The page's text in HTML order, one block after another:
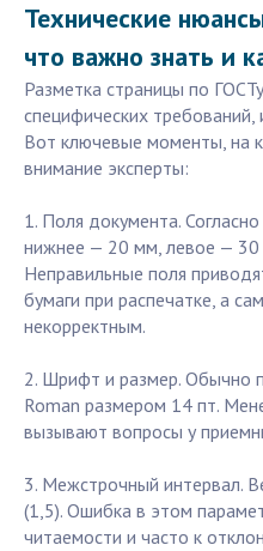
Технические
что важно знать и
Разметка страницы по
специфических требований,
Вот ключевые моменты, на
внимание эксперты:
1. Поля документа.
нижнее — 20 мм, левое —
Неправильные поля
бумаги при распечатке, а
некорректным.
2. Шрифт и размер. Обычно
Roman размером 14 пт.
вызывают вопросы у
3. Межстрочный интервал.
(1,5). Ошибка в этом
читаемости и часто к